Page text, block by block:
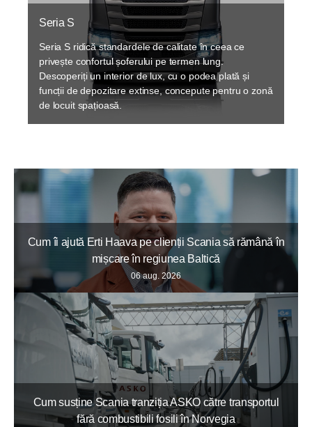
Seria S
Seria S ridică standardele de calitate în ceea ce
privește confortul șoferului pe termen lung.
Descoperiți un interior de lux, cu o podea plată și
funcții de depozitare extinse, concepute pentru o zonă
de locuit spațioasă.
Cum îi ajută Erti Haava pe clienții Scania să rămână în
mișcare în regiunea Baltică
06 aug. 2026
Cum susține Scania tranziția ASKO către transportul
fără combustibili fosili în Norvegia